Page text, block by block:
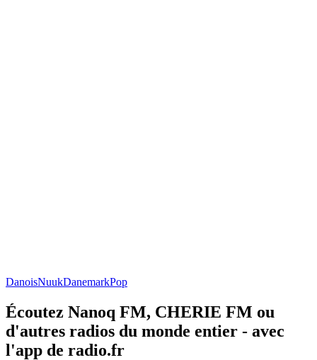
DanoisNuukDanemarkPop
Écoutez Nanoq FM, CHERIE FM ou
d'autres radios du monde entier - avec
l'app de radio.fr